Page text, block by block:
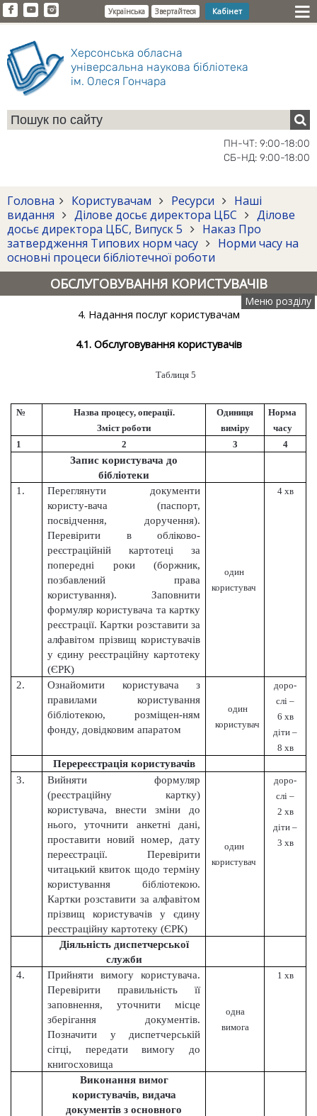
Українська Звертайтеся Кабінет
Херсонська обласна
універсальна наукова бібліотека
ім. Олеся Гончара
ПН-ЧТ: 9:00-18:00
СБ-НД: 9:00-18:00
Головна Користувачам Ресурси
Наші
видання
Ділове досьє директора ЦБС
Ділове
досьє директора ЦБС, Випуск 5
Наказ Про
затвердження Типових норм часу
Норми часу на
основні процеси бібліотечної роботи
ОБСЛУГОВУВАННЯ КОРИСТУВАЧІВ
Меню розділу
4. Надання послуг користувачам
4.1. Обслуговування користувачів
Таблиця 5
№
Назва процесу, операції.
Зміст роботи
Одиниця
виміру
Норма
часу
1
2 3 4
Запис користувача до
бібліотеки
1.
Переглянути документи
користу-вача (паспорт,
посвідчення, доручення).
Перевірити в обліково-
реєстраційній картотеці за
попередні роки (боржник,
позбавлений права
користування). Заповнити
формуляр користувача та картку
реєстрації. Картки розставити за
алфавітом прізвищ користувачів
у єдину реєстраційну картотеку
(ЄРК)
один
користувач
4 хв
2.
Ознайомити користувача з
правилами користування
бібліотекою, розміщен-ням
фонду, довідковим апаратом
один
користувач
доро-
слі –
6 хв
діти –
8 хв
Перереєстрація користувачів
3.
Вийняти формуляр
(реєстраційну картку)
користувача, внести зміни до
нього, уточнити анкетні дані,
проставити новий номер, дату
переєстрації. Перевірити
читацький квиток щодо терміну
користування бібліотекою.
Картки розставити за алфавітом
прізвищ користувачів у єдину
реєстраційну картотеку (ЄРК)
один
користувач
доро-
слі –
2 хв
діти –
3 хв
Діяльність диспетчерської
служби
4.
Прийняти вимогу користувача.
Перевірити правильність її
заповнення, уточнити місце
зберігання документів.
Позначити у диспетчерській
сітці, передати вимогу до
книгосховища
одна
вимога
1 хв
Виконання вимог
користувачів, видача
документів з основного